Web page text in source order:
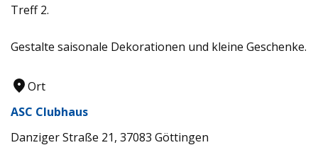
Treff 2.
Gestalte saisonale Dekorationen und kleine Geschenke.
Ort
ASC Clubhaus
Danziger Straße 21, 37083 Göttingen